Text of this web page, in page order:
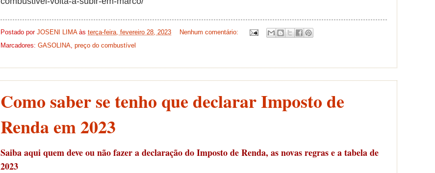
Postado por JOSENI LIMA às terça-feira, fevereiro 28, 2023
Nenhum comentário:
Marcadores: GASOLINA, preço do combustível
Como saber se tenho que declarar Imposto de
Renda em 2023
Saiba aqui quem deve ou não fazer a declaração do Imposto de Renda, as novas regras e a tabela de
2023